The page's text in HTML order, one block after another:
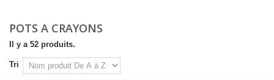
POTS A CRAYONS
Il y a 52 produits.
Tri